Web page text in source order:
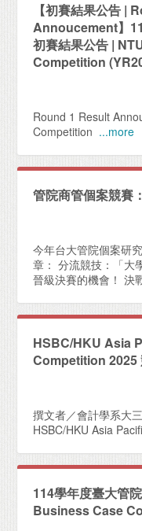
【初賽結果公告 |
Annoucement】
初賽結果公告 |
Competition
Round 1 Result
Competition ...more
管院商管個案競賽
今年台大管院個案研
章： 分流競技：「大
晉級決賽的機會！ 決
HSBC/HKU Asia
Competition 2025
撰文者／會計學系大
HSBC/HKU Asia
114學年度臺大管
Business Case